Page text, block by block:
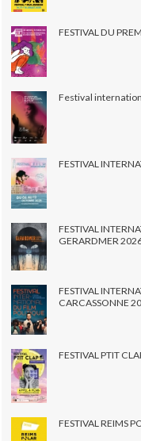
FESTIVAL DU
Festival
FESTIVAL
FESTIVAL
GERARDMER
FESTIVAL
CARCASSONNE
FESTIVAL PTIT
FESTIVAL REIMS